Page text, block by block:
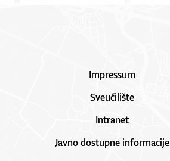
Impressum
Sveučilište
Intranet
Javno dostupne informacije